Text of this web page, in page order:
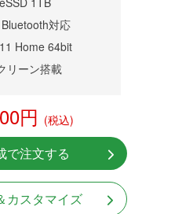
対応
Home 64bit
リーン搭載
円 (税込)
で注文する
カスタマイズ